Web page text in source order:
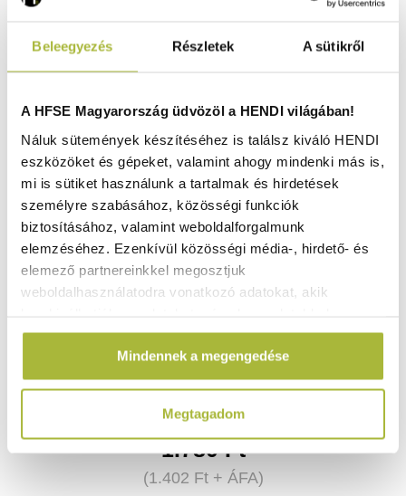
Beleegyezés Részletek A sütikről
A HFSE Magyarország üdvözöl a HENDI világában!
Náluk sütemények készítéséhez is találsz kiváló HENDI
eszközöket és gépeket, valamint ahogy mindenki más is,
mi is sütiket használunk a tartalmak és hirdetések
személyre szabásához, közösségi funkciók
biztosításához, valamint weboldalforgalmunk
elemzéséhez. Ezenkívül közösségi média-, hirdető- és
elemező partnereinkkel megosztjuk
weboldalhasználatodra vonatkozó adatokat, akik
amelyeket Te adtál meg számukra vagy az általad
használt más szolgáltatásokból gyűjtöttek.
Mindennek a megengedése
Megtagadom
polcösszekötő elem – 15x42x(H)42 mm - HENDI 812372
Raktáron
1.780Ft
(1.402 Ft+ ÁFA)